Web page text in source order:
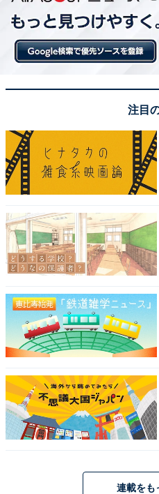
こちらもおすすめ
「ほしすぎる
商品発売！「
1
注目
連載をも